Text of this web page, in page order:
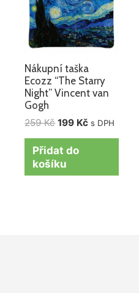
Nákupní taška
Ecozz “The Starry
Night” Vincent van
Gogh
259Kč 199 Kč s DPH
Přidat do
košíku